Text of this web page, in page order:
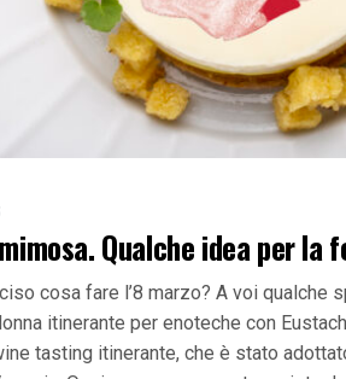
Qualche idea per la
cosa fare l’8 marzo? A voi qualche
itinerante per enoteche con
tasting itinerante, che è stato